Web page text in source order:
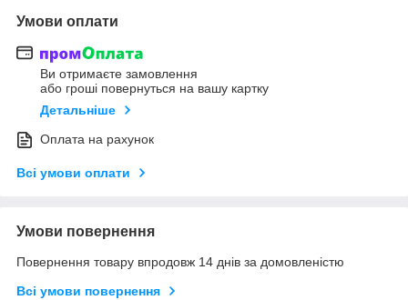
Умови оплати
Ви отримаєте замовлення
або гроші повернуться на вашу картку
Детальніше
Оплата на рахунок
Всі умови оплати
Умови повернення
Повернення товару впродовж 14 днів за домовленістю
Всі умови повернення